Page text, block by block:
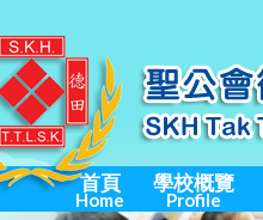
首頁
Home
學校概覽
Profile